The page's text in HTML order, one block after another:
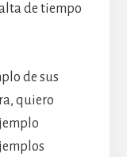
de tiempo
de sus
quiero